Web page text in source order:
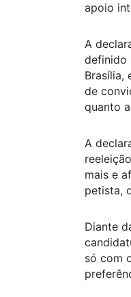
apoio
A
definido
Brasília,
de
quanto
A
mais e
petista,
Diante
só com